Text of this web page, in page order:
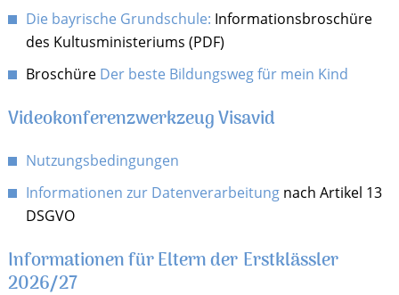
Die bayrische Grundschule: Informationsbroschüre
des Kultusministeriums (PDF)
Broschüre Der beste Bildungsweg für mein Kind
Videokonferenzwerkzeug Visavid
Nutzungsbedingungen
Informationen zur Datenverarbeitungnach Artikel 13
DSGVO
Informationen für Eltern der Erstklässler
2026/27